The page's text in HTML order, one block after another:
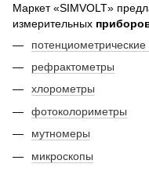
Маркет «SIMVOLT»
измерительных
рефрактометры
хлорометры
фотоколориметры
мутномеры
микроскопы